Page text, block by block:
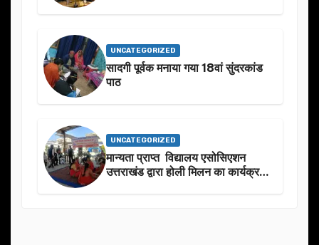
UNCATEGORIZED
सादगी पूर्वक मनाया गया 18वां सुंदरकांड
पाठ
UNCATEGORIZED
मान्यता प्राप्त विद्यालय एसोसिएशन
उत्तराखंड द्वारा होली मिलन का कार्यक्रम